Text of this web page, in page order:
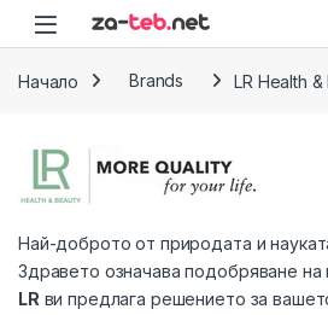
Skip to navigation
Skip to content
Начало Brands LR Health
Най-доброто от природата и
Здравето означава подобряване на
LR ви предлага решението за